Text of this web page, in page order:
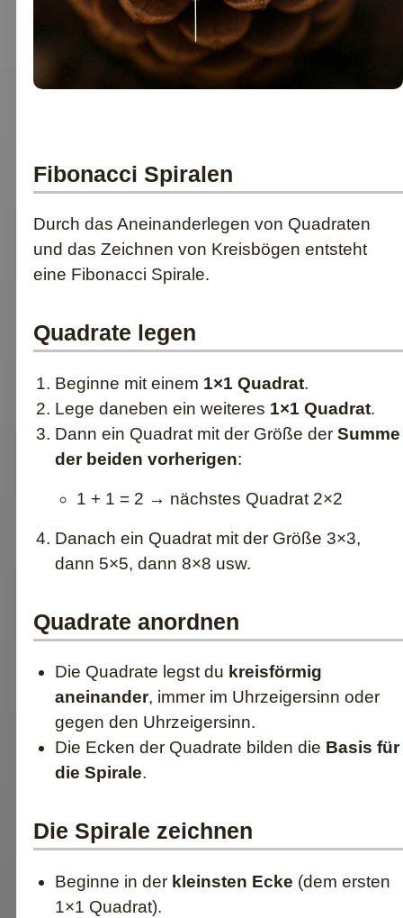
Fibonacci Spiralen
Durch das Aneinanderlegen von Quadraten
und das Zeichnen von Kreisbögen entsteht
eine Fibonacci Spirale.
Quadrate legen
Beginne mit einem 1×1 Quadrat.
Lege daneben ein weiteres 1×1 Quadrat.
Dann ein Quadrat mit der Größe der Summe
der beiden vorherigen:
1 + 1 = 2 → nächstes Quadrat 2×2
Danach ein Quadrat mit der Größe 3×3,
dann 5×5, dann 8×8 usw.
Quadrate anordnen
Die Quadrate legst du kreisförmig
aneinander, immer im Uhrzeigersinn oder
gegen den Uhrzeigersinn.
Die Ecken der Quadrate bilden die Basis für
die Spirale.
Die Spirale zeichnen
Beginne in der kleinsten Ecke (dem ersten
1×1 Quadrat).